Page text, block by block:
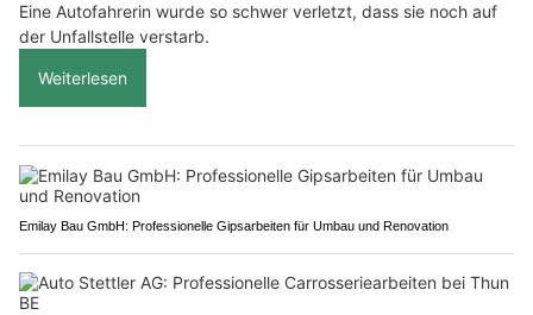
Eine Autofahrerin wurde so schwer verletzt, dass sie noch auf
der Unfallstelle verstarb.
Weiterlesen
Emilay Bau GmbH: Professionelle Gipsarbeiten für Umbau und Renovation